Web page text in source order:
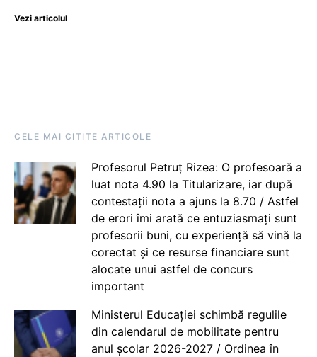
Vezi articolul
CELE MAI CITITE ARTICOLE
Profesorul Petruț Rizea: O profesoară a
luat nota 4.90 la Titularizare, iar după
contestații nota a ajuns la 8.70 / Astfel
de erori îmi arată ce entuziasmați sunt
profesorii buni, cu experiență să vină la
corectat și ce resurse financiare sunt
alocate unui astfel de concurs
important
Ministerul Educației schimbă regulile
din calendarul de mobilitate pentru
anul școlar 2026-2027 / Ordinea în